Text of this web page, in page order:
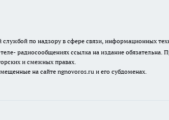
службой по надзору в сфере связи, информационных
радиосообщениях ссылка на издание
и смежных правах.
на сайте ngnovoros.ru и его субдоменах.